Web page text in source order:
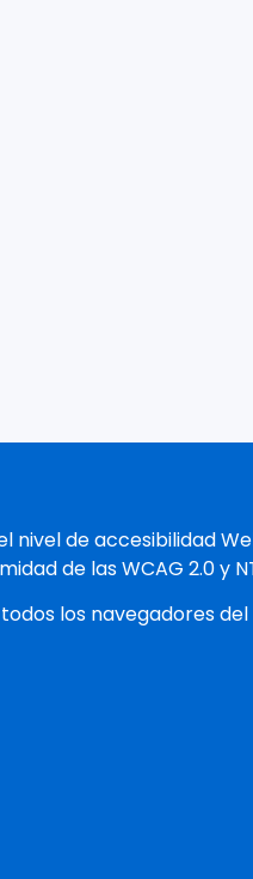
nivel de accesibilidad
de las WCAG 2.0 y
los navegadores